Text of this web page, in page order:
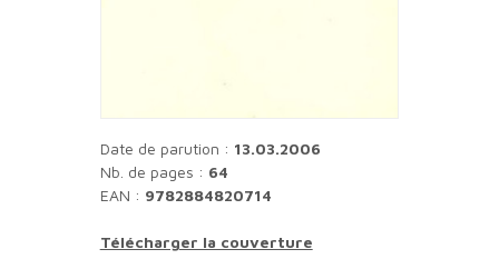
Date de parution : 13.03.2006
Nb. de pages : 64
EAN : 9782884820714
Télécharger la couverture